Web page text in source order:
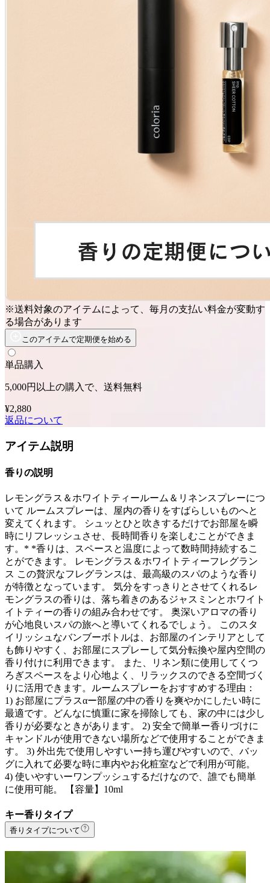
※送料対象のアイテムによって、毎月の支払い料金が変動す
る場合があります
このアイテムで定期便を始める
単品購入
5,000円以上の購入で、送料無料
¥2,880
返品について
アイテム説明
香りの説明
レモングラス＆ホワイトティールーム＆リネンスプレーにつ
いて ルームスプレーは、屋内の香りをすばらしいものへと
変えてくれます。 シュッとひと吹きするだけでお部屋を瞬
時にリフレッシュさせ、長時間香りを楽しむことができま
す。* *香りは、スペースと温度によって数時間持続するこ
とができます。 レモングラス＆ホワイトティーフレグラン
ス この贅沢なフレグランスは、最高級のスパのような香り
が特徴となっています。 気分をすっきりとさせてくれるレ
モングラスの香りは、落ち着きのあるジャスミンとホワイト
イトティーの香りの組み合わせです。 奥深いアロマの香り
が心地良いスパの旅へと導いてくれるでしょう。 このスタ
イリッシュなバンブーボトルは、お部屋のインテリアとして
も飾りやすく、お部屋にスプレーして気分転換や屋内空間の
香り付けに利用できます。 また、リネン類に使用してくつ
ろぎスペースをより心地よく、リラックスのできる空間づく
りに活用できます。ルームスプレーをおすすめする理由：
1) お部屋にプラスαー部屋の中の香りを爽やかにしたい時に
最適です。どんなに慎重に家を掃除しても、家の中には少し
香りが必要なときがあります。 2) 安全で簡単ー香りづけに
キャンドルが使用できない場所などで使用することができま
す。 3) 外出先で使用しやすいー持ち運びやすいので、バッ
グに入れて必要な時に車内やお化粧室などで利用が可能。
4) 使いやすいーワンプッシュするだけなので、誰でも簡単
に使用可能。 【容量】10ml
キー香りタイプ
香りタイプについて